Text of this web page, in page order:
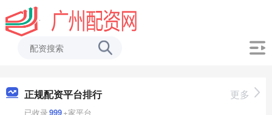
正规配资平台排行
已收录999+家平台
更多